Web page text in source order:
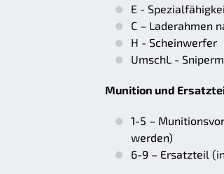
E -
C – Laderahmen
H - Scheinwerfer
UmschL -
Munition und
1-5 –
werden)
6-9 – Ersatzteil